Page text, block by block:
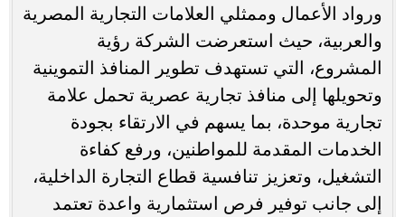
ورواد الأعمال وممثلي العلامات التجارية المصرية
والعربية، حيث استعرضت الشركة رؤية
المشروع، التي تستهدف تطوير المنافذ التموينية
وتحويلها إلى منافذ تجارية عصرية تحمل علامة
تجارية موحدة، بما يسهم في الارتقاء بجودة
الخدمات المقدمة للمواطنين، ورفع كفاءة
التشغيل، وتعزيز تنافسية قطاع التجارة الداخلية،
إلى جانب توفير فرص استثمارية واعدة تعتمد